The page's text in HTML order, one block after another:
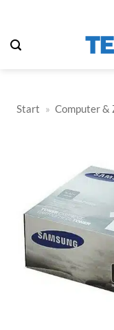
springen
Start » Computer &